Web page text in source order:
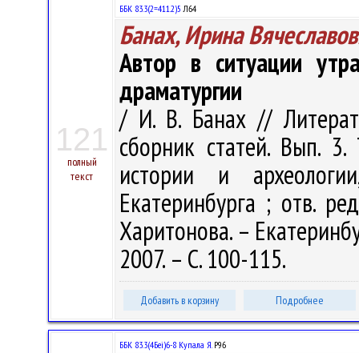
121
полный
текст
ББК 83.3(2=411.2)5 Л64
Банах, Ирина
Автор в ситуации
драматургии
/ И. В. Банах //
сборник статей. Вып.
истории и
Екатеринбурга ; отв.
Харитонова. –
2007. – С. 100-115.
Добавить в корзину Подробнее
ББК 83.3(4Беі)6-8 Купала Я.Р96